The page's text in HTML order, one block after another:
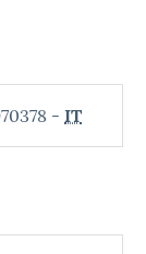
- IT